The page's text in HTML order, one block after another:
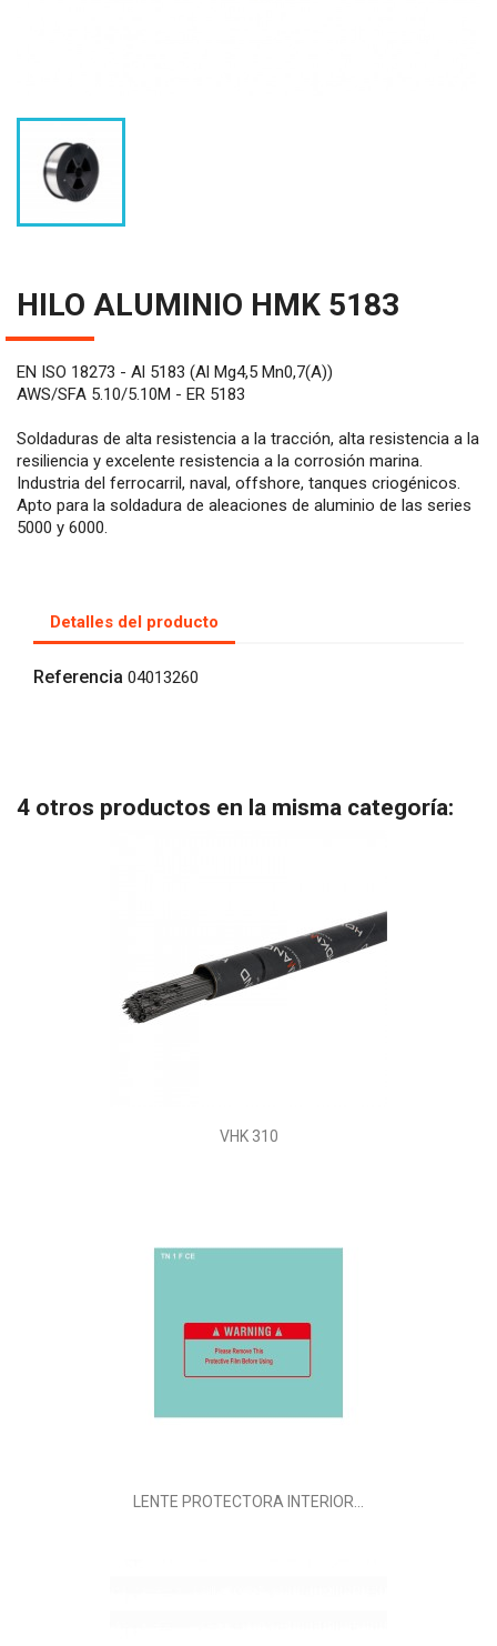
HILO ALUMINIO HMK 5183
EN ISO 18273 - Al 5183 (Al Mg4,5 Mn0,7(A))
AWS/SFA 5.10/5.10M - ER 5183
Soldaduras de alta resistencia a la tracción, alta resistencia a la
resiliencia y excelente resistencia a la corrosión marina.
Industria del ferrocarril, naval, offshore, tanques criogénicos.
Apto para la soldadura de aleaciones de aluminio de las series
5000 y 6000.
Detalles del producto
Referencia 04013260
4 otros productos en la misma categoría:
VHK 310
LENTE PROTECTORA INTERIOR...